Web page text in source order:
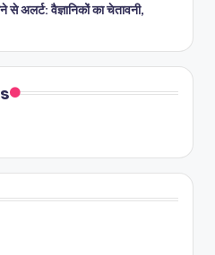
अलर्ट: वैज्ञानिकों का चेतावनी,